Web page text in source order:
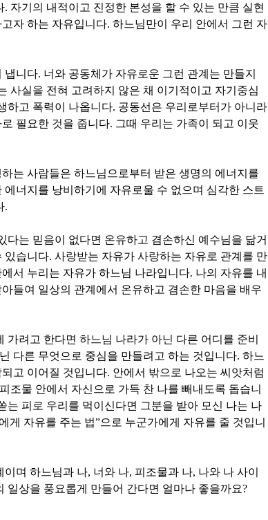
. 자기의 내적이고 진정한 본성을 할 수 있는 만큼 실현
자 하는 자유입니다. 하느님만이 우리 안에서 그런 자
냅니다. 너와 공동체가 자유로운 그런 관계는 만들지
사실을 전혀 고려하지 않은 채 이기적이고 자기중심
하고 폭력이 나옵니다. 공동선은 우리로부터가 아니라
필요한 것을 줍니다. 그때 우리는 가족이 되고 이웃
하는 사람들은 하느님으로부터 받은 생명의 에너지를
에너지를 낭비하기에 자유로울 수 없으며 심각한 스트
.
다는 믿음이 없다면 온유하고 겸손하신 예수님을 닮거
있습니다. 사랑받는 자유가 사랑하는 자유로 관계를 만
서 누리는 자유가 하느님 나라입니다. 나의 자유를 내
들여 일상의 관계에서 온유하고 겸손한 마음을 배우
려고 한다면 하느님 나라가 아닌 다른 어디를 준비
다른 무엇으로 중심을 만들려고 하는 것입니다. 하느
고 이어질 것입니다. 안에서 밖으로 나오는 씨앗처럼
조물 안에서 자신으로 가득 찬 나를 빼내도록 돕습니
는 피로 우리를 먹이신다면 그분을 받아 모신 나는 나
게 자유를 주는 법”으로 누군가에게 자유를 줄 것입니
이며 하느님과 나, 너와 나, 피조물과 나, 나와 나 사이
상을 풍요롭게 만들어 간다면 얼마나 좋을까요?